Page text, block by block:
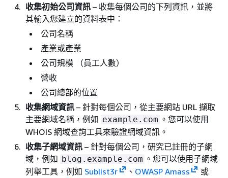
收集初始公司資訊 – 收集每個公司的下列資訊，並將
其輸入您建立的資料表中：
公司名稱
產業或產業
公司規模 （員工人數）
營收
公司總部的位置
收集網域資訊 – 針對每個公司，從主要網站 URL 擷取
主要網域名稱，例如 example.com 。您可以使用
WHOIS 網域查詢工具來驗證網域資訊。
收集子網域資訊 – 針對每個公司，研究已註冊的子網
域，例如 blog.example.com 。您可以使用子網域
列舉工具，例如 Sublist3r 、 OWASP Amass
或